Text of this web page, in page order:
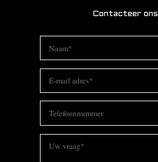
Contacteer ons